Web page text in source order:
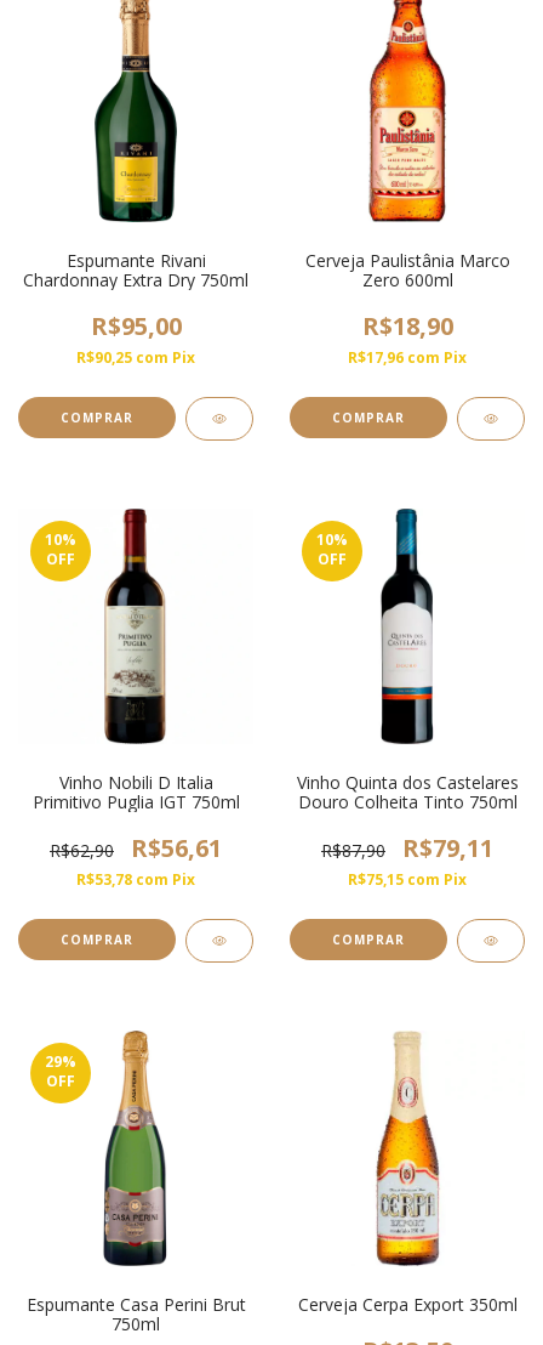
Espumante Rivani
Chardonnay Extra Dry 750ml
R$95,00
R$90,25 com Pix
Cerveja Paulistânia Marco
Zero 600ml
R$18,90
R$17,96 com Pix
10%
OFF
Vinho Nobili D Italia
Primitivo Puglia IGT 750ml
R$62,90 R$56,61
R$53,78 com Pix
10%
OFF
Vinho Quinta dos Castelares
Douro Colheita Tinto 750ml
R$87,90 R$79,11
R$75,15 com Pix
29%
OFF
Espumante Casa Perini Brut
750ml
Cerveja Cerpa Export 350ml